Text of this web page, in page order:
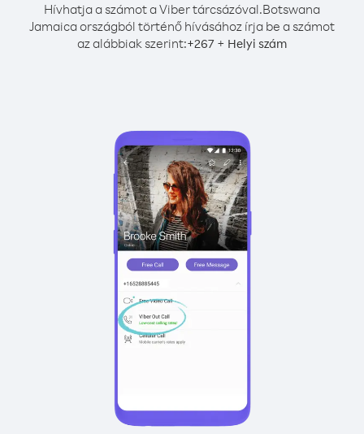
Hívhatja a számot a Viber tárcsázóval.Botswana
Jamaica országból történő hívásához írja be a számot
az alábbiak szerint:+267 + Helyi szám